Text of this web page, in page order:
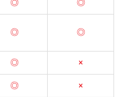
◎ ◎
◎ ◎
◎ ×
◎ ×